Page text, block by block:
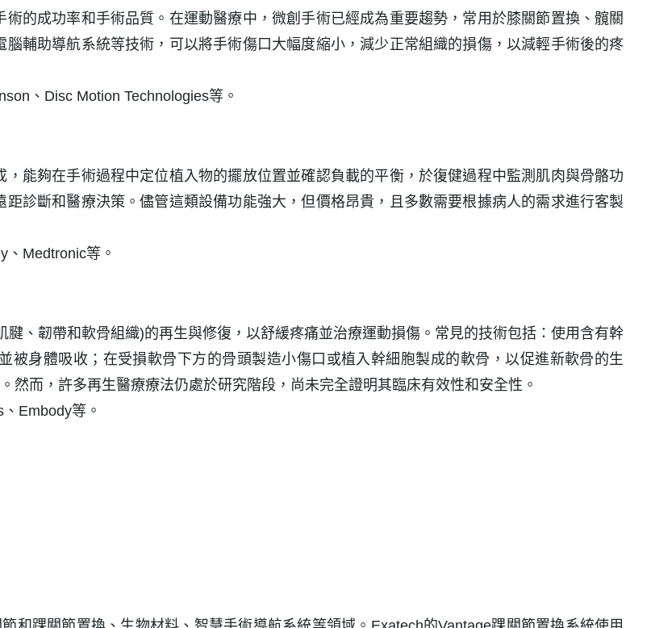
的成功率和手術品質。在運動醫療中，微創手術已經成為重要趨勢，常用於膝關節置換、髖關
輔助導航系統等技術，可以將手術傷口大幅度縮小，減少正常組織的損傷，以減輕手術後的疼
、Disc Motion Technologies等。
能夠在手術過程中定位植入物的擺放位置並確認負載的平衡，於復健過程中監測肌肉與骨骼功
診斷和醫療決策。儘管這類設備功能強大，但價格昂貴，且多數需要根據病人的需求進行客製
Medtronic等。
、韌帶和軟骨組織)的再生與修復，以舒緩疼痛並治療運動損傷。常見的技術包括：使用含有幹
被身體吸收；在受損軟骨下方的骨頭製造小傷口或植入幹細胞製成的軟骨，以促進新軟骨的生
然而，許多再生醫療療法仍處於研究階段，尚未完全證明其臨床有效性和安全性。
Embody等。